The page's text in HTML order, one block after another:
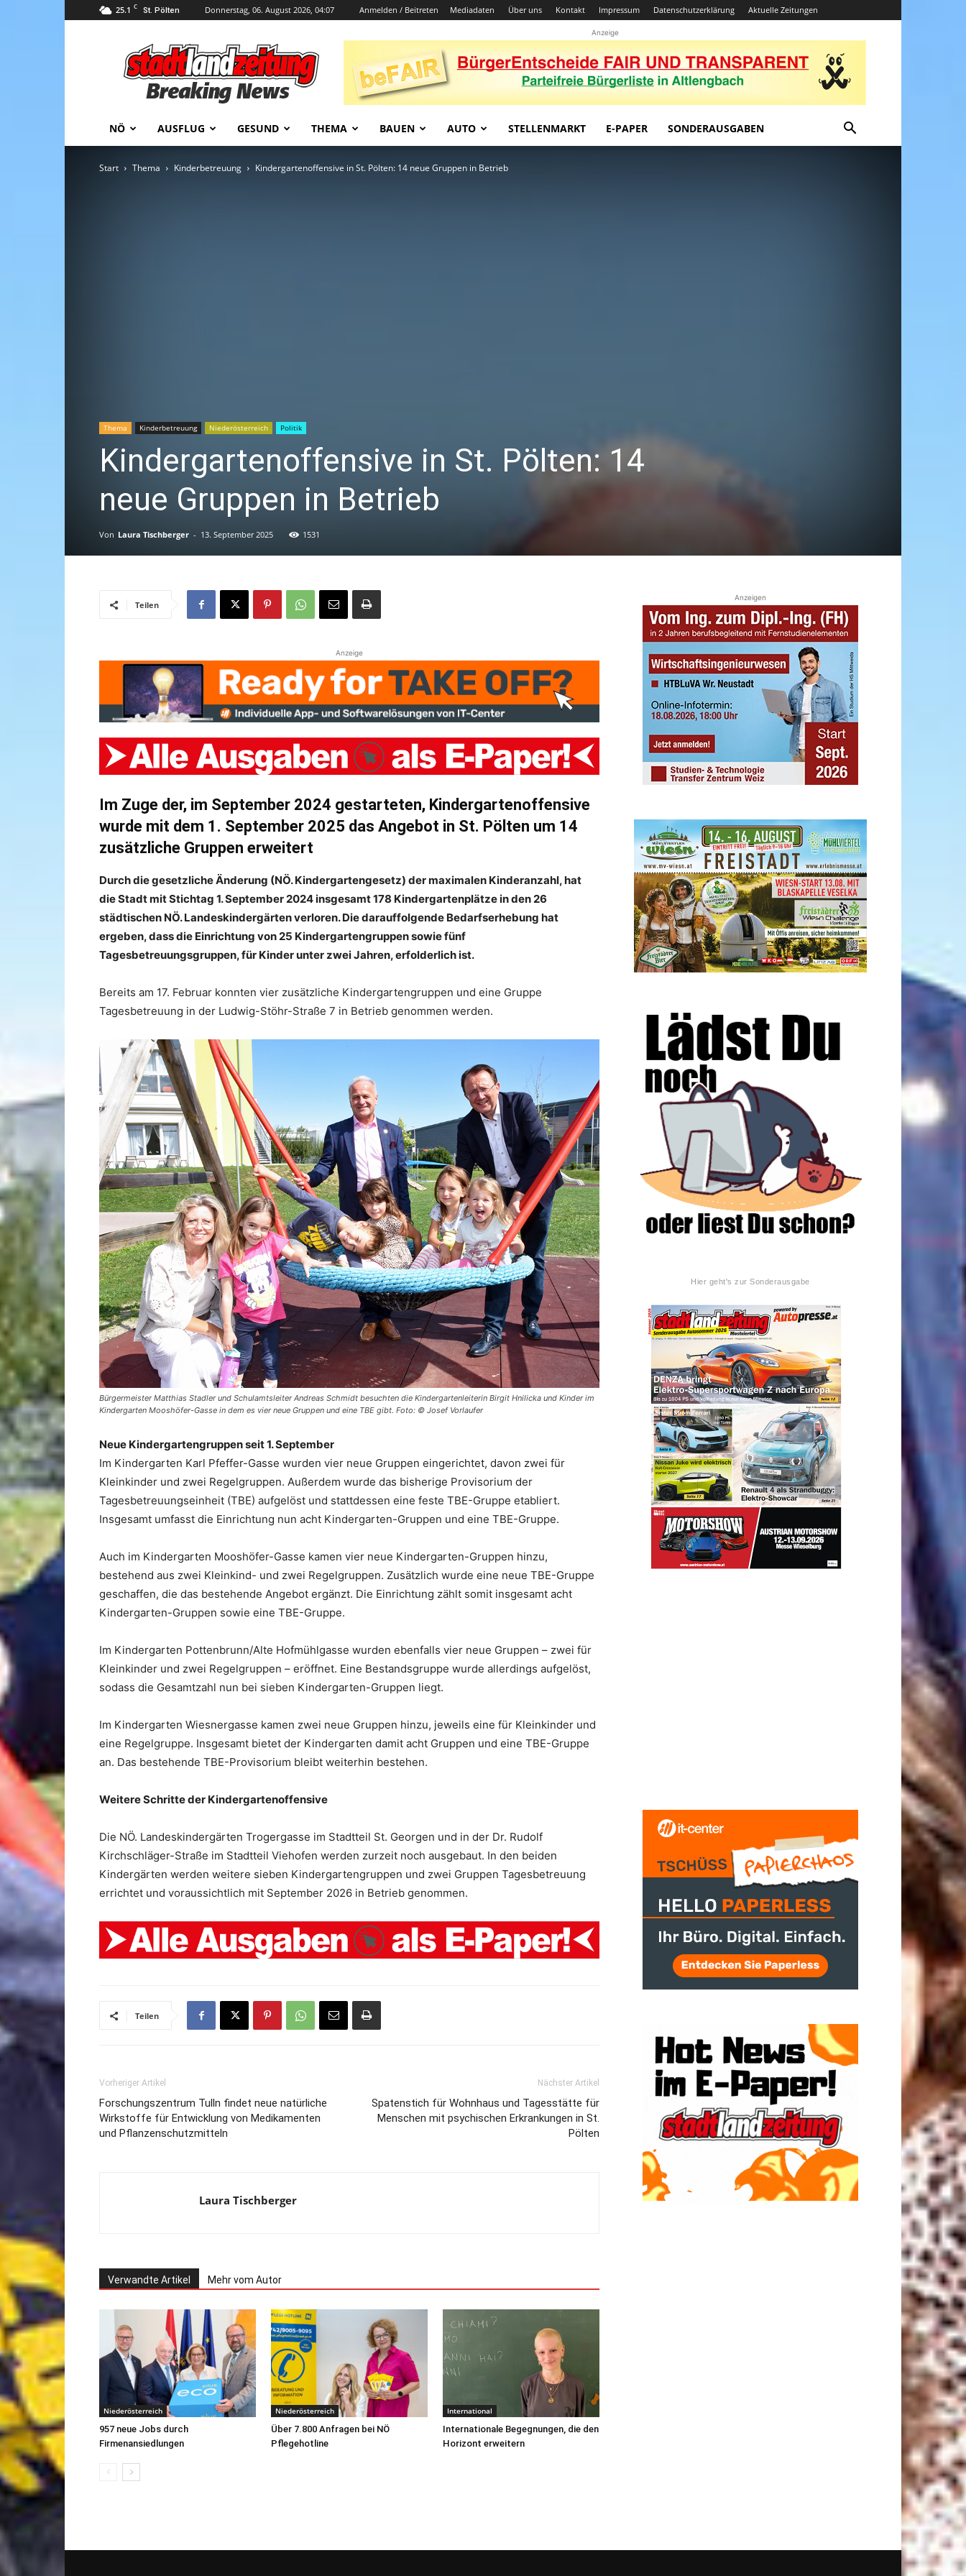
25.1 C St. Pölten Donnerstag, 06. August 2026, 04:07 Anmelden / Beitreten Mediadaten Über uns Kontakt Impressum Datenschutzerklärung Aktuelle Zeitungen
stadtlandzeitung
Anzeige
NÖ AUSFLUG GESUND THEMA BAUEN AUTO STELLENMARKT E-PAPER SONDERAUSGABEN
Start Thema Kinderbetreuung Kindergartenoffensive in St. Pölten: 14 neue Gruppen in Betrieb
Thema Kinderbetreuung Niederösterreich Politik
Kindergartenoffensive in St. Pölten: 14
neue Gruppen in Betrieb
Von Laura Tischberger - 13. September 2025 1531
Teilen
Anzeige
Im Zuge der, im September 2024 gestarteten, Kindergartenoffensive
wurde mit dem 1. September 2025 das Angebot in St. Pölten um 14
zusätzliche Gruppen erweitert
Durch die gesetzliche Änderung (NÖ. Kindergartengesetz) der maximalen Kinderanzahl, hat
die Stadt mit Stichtag 1. September 2024 insgesamt 178 Kindergartenplätze in den 26
städtischen NÖ. Landeskindergärten verloren. Die darauffolgende Bedarfserhebung hat
ergeben, dass die Einrichtung von 25 Kindergartengruppen sowie fünf
Tagesbetreuungsgruppen, für Kinder unter zwei Jahren, erfolderlich ist.
Bereits am 17. Februar konnten vier zusätzliche Kindergartengruppen und eine Gruppe
Tagesbetreuung in der Ludwig-Stöhr-Straße 7 in Betrieb genommen werden.
Bürgermeister Matthias Stadler und Schulamtsleiter Andreas Schmidt besuchten die Kindergartenleiterin Birgit Hnilicka und Kinder im
Kindergarten Mooshöfer-Gasse in dem es vier neue Gruppen und eine TBE gibt. Foto: © Josef Vorlaufer
Neue Kindergartengruppen seit 1. September
Im Kindergarten Karl Pfeffer-Gasse wurden vier neue Gruppen eingerichtet, davon zwei für
Kleinkinder und zwei Regelgruppen. Außerdem wurde das bisherige Provisorium der
Tagesbetreuungseinheit (TBE) aufgelöst und stattdessen eine feste TBE-Gruppe etabliert.
Insgesamt umfasst die Einrichtung nun acht Kindergarten-Gruppen und eine TBE-Gruppe.
Auch im Kindergarten Mooshöfer-Gasse kamen vier neue Kindergarten-Gruppen hinzu,
bestehend aus zwei Kleinkind- und zwei Regelgruppen. Zusätzlich wurde eine neue TBE-Gruppe
geschaffen, die das bestehende Angebot ergänzt. Die Einrichtung zählt somit insgesamt acht
Kindergarten-Gruppen sowie eine TBE-Gruppe.
Im Kindergarten Pottenbrunn/Alte Hofmühlgasse wurden ebenfalls vier neue Gruppen – zwei für
Kleinkinder und zwei Regelgruppen – eröffnet. Eine Bestandsgruppe wurde allerdings aufgelöst,
sodass die Gesamtzahl nun bei sieben Kindergarten-Gruppen liegt.
Im Kindergarten Wiesnergasse kamen zwei neue Gruppen hinzu, jeweils eine für Kleinkinder und
eine Regelgruppe. Insgesamt bietet der Kindergarten damit acht Gruppen und eine TBE-Gruppe
an. Das bestehende TBE-Provisorium bleibt weiterhin bestehen.
Weitere Schritte der Kindergartenoffensive
Die NÖ. Landeskindergärten Trogergasse im Stadtteil St. Georgen und in der Dr. Rudolf
Kirchschläger-Straße im Stadtteil Viehofen werden zurzeit noch ausgebaut. In den beiden
Kindergärten werden weitere sieben Kindergartengruppen und zwei Gruppen Tagesbetreuung
errichtet und voraussichtlich mit September 2026 in Betrieb genommen.
Teilen
Vorheriger Artikel
Forschungszentrum Tulln findet neue natürliche
Wirkstoffe für Entwicklung von Medikamenten
und Pflanzenschutzmitteln
Nächster Artikel
Spatenstich für Wohnhaus und Tagesstätte für
Menschen mit psychischen Erkrankungen in St.
Pölten
Laura Tischberger
Verwandte Artikel Mehr vom Autor
Niederösterreich
957 neue Jobs durch
Firmenansiedlungen
Niederösterreich
Über 7.800 Anfragen bei NÖ
Pflegehotline
International
Internationale Begegnungen, die den
Horizont erweitern
Anzeigen
Hier geht's zur Sonderausgabe